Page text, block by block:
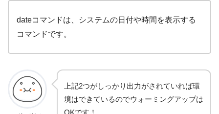
dateコマンドは、システムの日付や時間を表示する
コマンドです。
上記2つがしっかり出力がされていれば環
境はできているのでウォーミングアップは